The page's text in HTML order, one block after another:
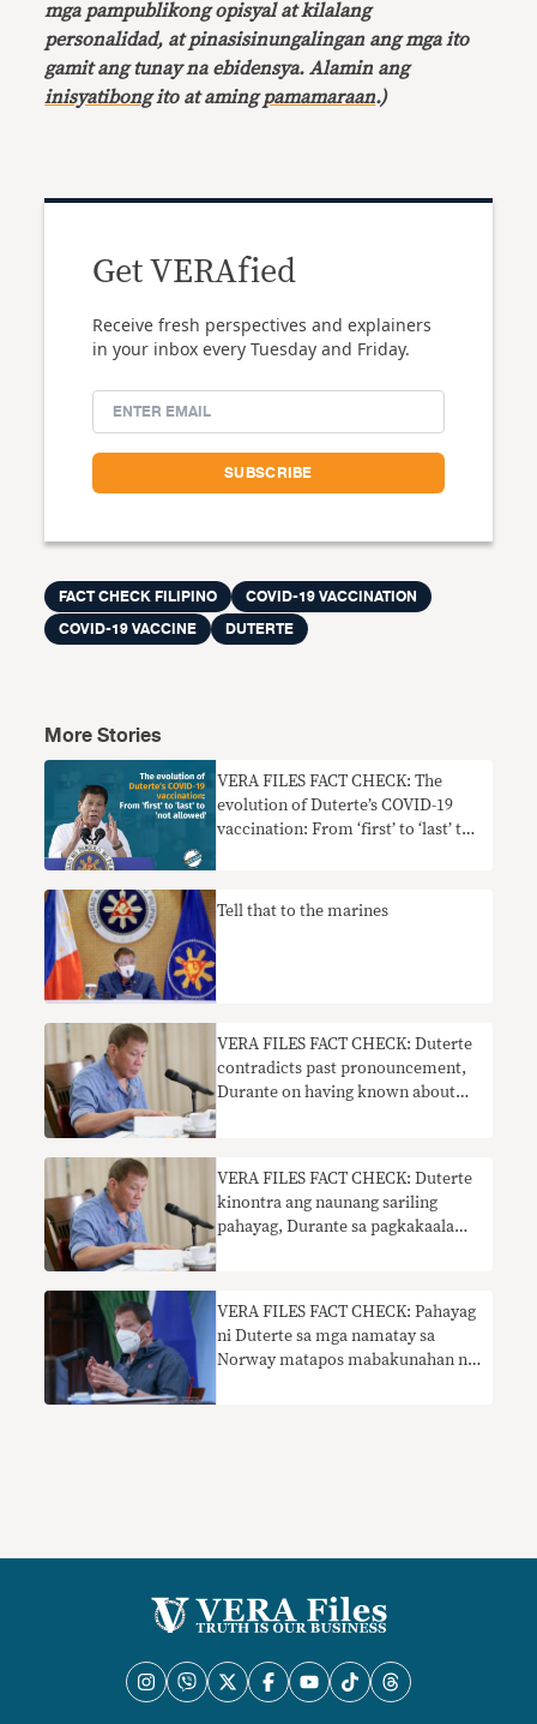
mga pampublikong opisyal at kilalang
personalidad, at pinasisinungalingan ang mga ito
gamit ang tunay na ebidensya. Alamin ang
inisyatibongito at amingpamamaraan.)
Get VERAfied
Receive fresh perspectives and explainers
in your inbox every Tuesday and Friday.
FACT CHECK FILIPINO
COVID-19 VACCINATION
COVID-19 VACCINE
DUTERTE
More Stories
VERA FILES FACT CHECK: The
evolution of Duterte’s COVID-19
vaccination: From ‘first’ to ‘last’ to
Tell that to the marines
VERA FILES FACT CHECK: Duterte
contradicts past pronouncement,
Durante on having known about
VERA FILES FACT CHECK: Duterte
kinontra ang naunang sariling
pahayag, Durante sa pagkakaalam
VERA FILES FACT CHECK: Pahayag
ni Duterte sa mga namatay sa
Norway matapos mabakunahan ng